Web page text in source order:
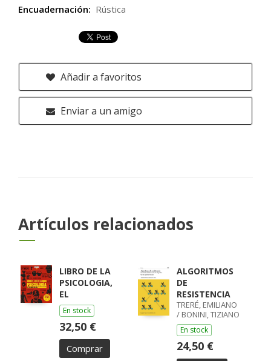
Encuadernación: Rústica
Añadir a favoritos
Enviar a un amigo
Artículos relacionados
LIBRO DE LA
PSICOLOGIA,
EL
En stock
32,50 €
Comprar
ALGORITMOS
DE
RESISTENCIA
TRERÉ, EMILIANO
/ BONINI, TIZIANO
En stock
24,50 €